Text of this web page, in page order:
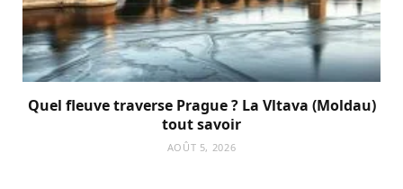
Quel fleuve traverse Prague ? La Vltava (Moldau)
tout savoir
AOÛT 5, 2026